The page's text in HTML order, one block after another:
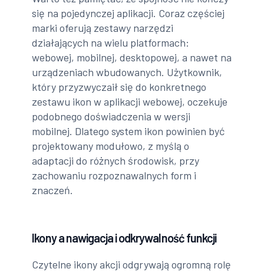
się na pojedynczej aplikacji. Coraz częściej
marki oferują zestawy narzędzi
działających na wielu platformach:
webowej, mobilnej, desktopowej, a nawet na
urządzeniach wbudowanych. Użytkownik,
który przyzwyczaił się do konkretnego
zestawu ikon w aplikacji webowej, oczekuje
podobnego doświadczenia w wersji
mobilnej. Dlatego system ikon powinien być
projektowany modułowo, z myślą o
adaptacji do różnych środowisk, przy
zachowaniu rozpoznawalnych form i
znaczeń.
Ikony a nawigacja i odkrywalność funkcji
Czytelne ikony akcji odgrywają ogromną rolę